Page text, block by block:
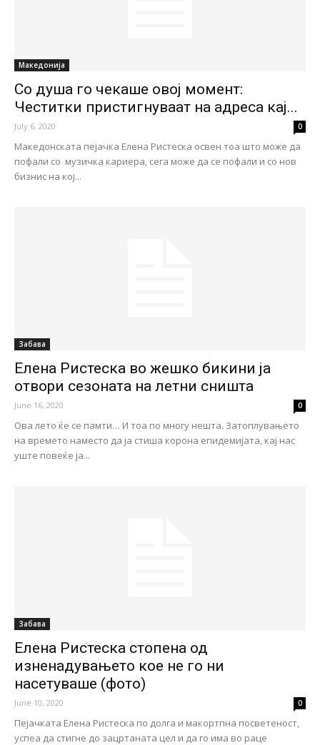
Македонија
Со душа го чекаше овој момент:
Честитки пристигнуваат на адреса кај...
July 6, 2020 0
Македонската пејачка Елена Ристеска освен тоа што може да
пофали со музичка кариера, сега може да се пофали и со нов
бизнис на кој...
Забава
Елена Ристеска во жешко бикини ја
отвори сезоната на летни сништа
June 16, 2020 0
Ова лето ќе се памти… И тоа по многу нешта. Затоплувањето
на времето наместо да ја стиша корона епидемијата, кај нас
уште повеќе ја...
Забава
Елена Ристеска стопена од
изненадувањето кое не го ни
насетуваше (фото)
June 10, 2020 0
Пејачката Елена Ристеска по долга и макортпна посветеност,
успеа да стигне до зацртаната цел и да го има во раце